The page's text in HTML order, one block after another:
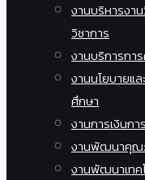
งานบริหารงา
วิชาการ
งานบริการกา
งานนโยบายแ
ศึกษา
งานการเงินก
งานพัฒนาคุณ
งานพัฒนาเทค